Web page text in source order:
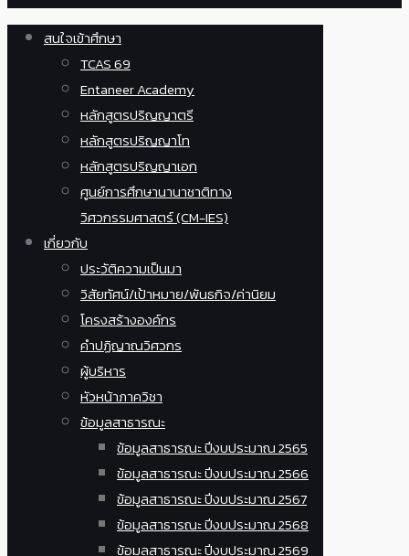
สนใจเข้าศึกษา
TCAS 69
Entaneer Academy
หลักสูตรปริญญาตรี
หลักสูตรปริญญาโท
หลักสูตรปริญญาเอก
ศูนย์การศึกษานานาชาติทาง
วิศวกรรมศาสตร์ (CM-IES)
เกี่ยวกับ
ประวัติความเป็นมา
วิสัยทัศน์/เป้าหมาย/พันธกิจ/ค่านิยม
โครงสร้างองค์กร
คำปฏิญาณวิศวกร
ผู้บริหาร
หัวหน้าภาควิชา
ข้อมูลสาธารณะ
ข้อมูลสาธารณะ ปีงบประมาณ 2565
ข้อมูลสาธารณะ ปีงบประมาณ 2566
ข้อมูลสาธารณะ ปีงบประมาณ 2567
ข้อมูลสาธารณะ ปีงบประมาณ 2568
ข้อมูลสาธารณะ ปีงบประมาณ 2569